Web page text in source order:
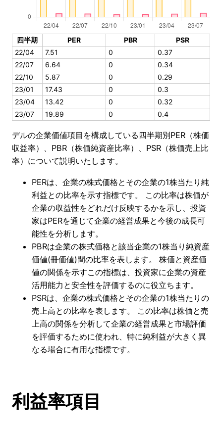
四半期 PER PBR
PSR
22/04
7.51 0
0.37
22/07
6.64 0
0.34
22/10
5.87 0
0.29
23/01
17.43 0
0.3
23/04
13.42 0
0.32
23/07
19.89 0 0.4
デルの企業価値項目を構成している四半期別PER（株価
収益率）、PBR（株価純資産比率）、PSR（株価売上比
率）について説明いたします。
PERは、企業の株式価格とその企業の1株当たり純
利益との比率を示す指標です。 この比率は株価が
企業の収益性をどれだけ反映するかを示し、投資
家はPERを通じて企業の経営成果と今後の成長可
能性を分析します。
PBRは企業の株式価格と該当企業の1株当り純資産
価値(冊価値)間の比率を表します。 株価と資産価
値の関係を示すこの指標は、投資家に企業の資産
活用能力と安全性を評価するのに役立ちます。
PSRは、企業の株式価格とその企業の1株当たりの
売上高との比率を表します。 この比率は株価と売
上高の関係を分析して企業の経営成果と市場評価
を評価するために使われ、特に純利益が大きく異
なる場合に有用な指標です。
利益率項目